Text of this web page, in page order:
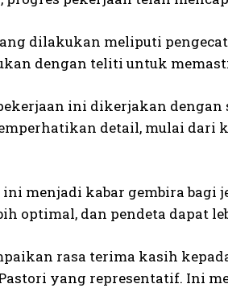
dilakukan meliputi
dengan teliti untuk
pekerjaan ini dikerjakan
detail, mulai dari
menjadi kabar gembira bagi
optimal, dan pendeta dapat
rasa terima kasih
yang representatif. Ini